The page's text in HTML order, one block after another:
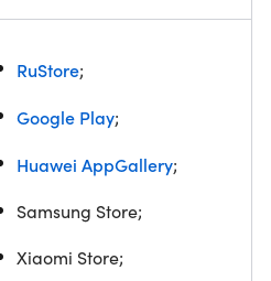
RuStore;
Google Play;
Huawei AppGallery;
Samsung Store;
Xiaomi Store;